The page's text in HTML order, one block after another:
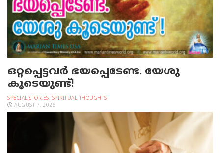
ഒറ്റപ്പെട്ടവര്‍ ഭയപ്പെടേണ്ട. യേശു
കൂടെയുണ്ട്!
SPECIAL STORIES, SPIRITUAL THOUGHTS
AUGUST 7, 2026